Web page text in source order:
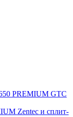
PREMIUM GTC
Zentec и сплит-